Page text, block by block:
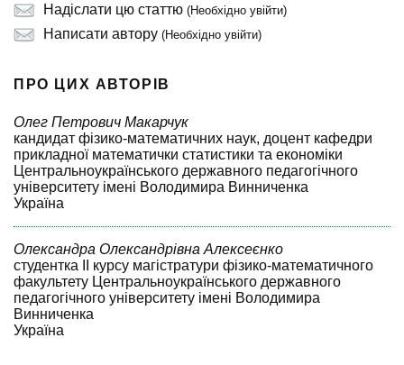
Надіслати цю статтю (Необхідно увійти)
Написати автору (Необхідно увійти)
ПРО ЦИХ АВТОРІВ
Олег Петрович Макарчук
кандидат фізико-математичних наук, доцент кафедри
прикладної математички статистики та економіки
Центральноукраїнського державного педагогічного
університету імені Володимира Винниченка
Україна
Олександра Олександрівна Алексеєнко
студентка II курсу магістратури фізико-математичного
факультету Центральноукраїнського державного
педагогічного університету імені Володимира
Винниченка
Україна